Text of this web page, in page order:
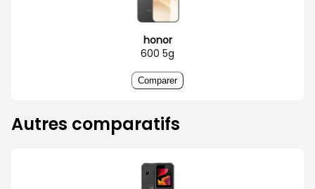
honor
600 5g
Comparer
Autres comparatifs